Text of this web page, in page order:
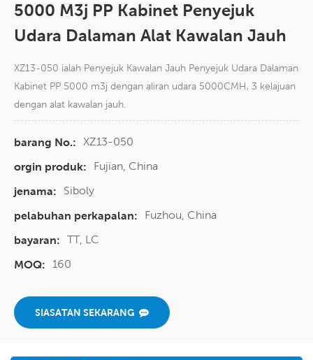
5000 M3j PP Kabinet Penyejuk
Udara Dalaman Alat Kawalan Jauh
XZ13-050 ialah Penyejuk Kawalan Jauh Penyejuk Udara Dalaman
Kabinet PP 5000 m3j dengan aliran udara 5000CMH, 3 kelajuan
dengan alat kawalan jauh.
barang No.: XZ13-050
orgin produk:
Fujian, China
jenama:
Siboly
pelabuhan perkapalan:
Fuzhou, China
bayaran: TT, LC
MOQ:
160
SIASATAN SEKARANG